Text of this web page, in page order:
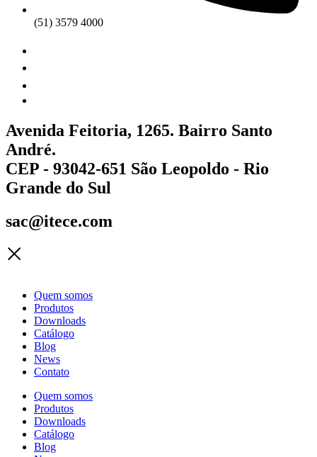
(51) 3579 4000
Avenida Feitoria, 1265. Bairro Santo
André.
CEP - 93042-651 São Leopoldo - Rio
Grande do Sul
sac@itece.com
Quem somos
Produtos
Downloads
Catálogo
Blog
News
Contato
Quem somos
Produtos
Downloads
Catálogo
Blog